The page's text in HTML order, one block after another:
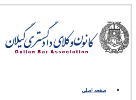
صفحه اصلی